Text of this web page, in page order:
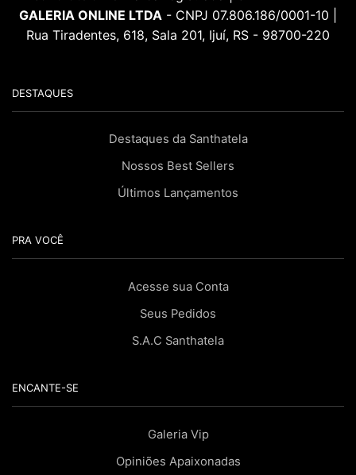
GALERIA ONLINE LTDA - CNPJ 07.806.186/0001-10 |
Rua Tiradentes, 618, Sala 201, Ijuí, RS - 98700-220
DESTAQUES
Destaques da Santhatela
Nossos Best Sellers
Últimos Lançamentos
PRA VOCÊ
Acesse sua Conta
Seus Pedidos
S.A.C Santhatela
ENCANTE-SE
Galeria Vip
Opiniões Apaixonadas